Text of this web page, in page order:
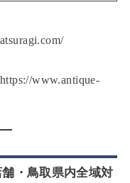
www.antique-
・鳥取県内全域対